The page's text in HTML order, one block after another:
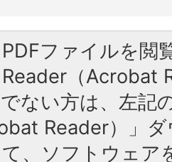
PDFファイルを閲
Reader（Acrobat
ない方は、左記
Reader）」
、ソフトウェア